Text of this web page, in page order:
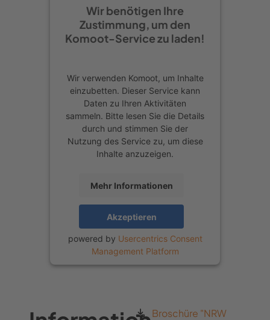
weiteren Brunnen, dem Bahkauv-
Brunnen und dann hinein in den Hof,
Cafés, römischem Säulen-Nachbau
draußen. Direkt in dieser Umgebung
findest du auch das Couven Museum
und das Aachener Rathaus, die beide
besichtigt werden können. Wenn dich
Stadtgeschichte interessiert, lohnt
Charlemagne am Katschhof. Am
Marktplatz steht auch der
Karlsbrunnen, einer der beliebtesten
Fotospots in Aachen. Ganz in der
Nähe liegt das Café Middelberg, einer
langsam die Innenstadt und läufst
Wir benötigen Ihre
Zustimmung, um den
Komoot-Service zu laden!
Wir verwenden Komoot, um Inhalte
einzubetten. Dieser Service kann
Daten zu Ihren Aktivitäten
sammeln. Bitte lesen Sie die Details
durch und stimmen Sie der
Nutzung des Service zu, um diese
Inhalte anzuzeigen.
Mehr Informationen
Akzeptieren
powered by Usercentrics Consent
Management Platform
Broschüre "NRW